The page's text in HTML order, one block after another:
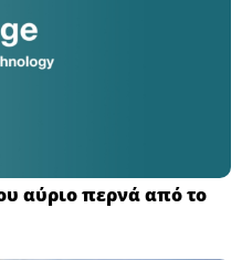
αύριο περνά από το